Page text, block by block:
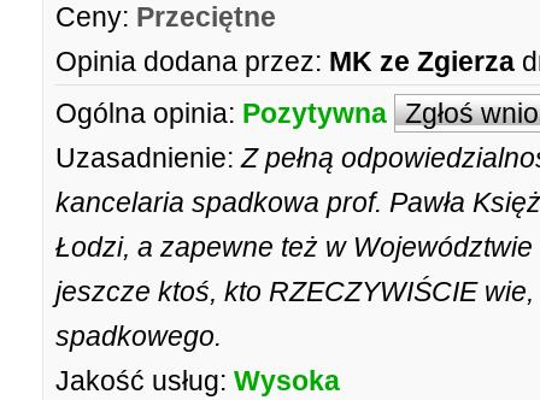
Ceny: Przeciętne
Opinia dodana przez: MK ze Zgierza
Ogólna opinia: Pozytywna Zgłoś
Uzasadnienie: Z pełną
kancelaria spadkowa prof. Pawła
Łodzi, a zapewne też w
jeszcze ktoś, kto RZECZYWIŚCIE
spadkowego.
Jakość usług: Wysoka